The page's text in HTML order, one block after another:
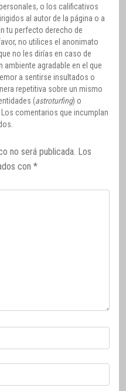
o los calificativos
al autor de la página o a
tu perfecto derecho de
no utilices el anonimato
no les dirías en caso de
ambiente agradable en el que
a sentirse insultados o
repetitiva sobre un mismo
(astroturfing) o
comentarios que incumplan
no será publicada. Los
con *